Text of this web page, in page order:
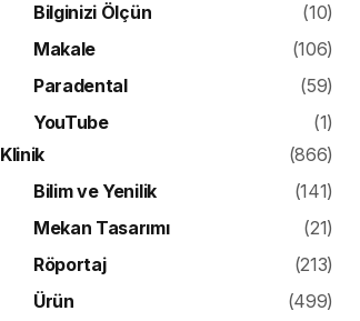
Bilginizi Ölçün
(10)
Makale
(106)
Paradental
(59)
YouTube
(1)
Klinik
(866)
Bilim ve Yenilik
(141)
Mekan Tasarımı
(21)
Röportaj
(213)
Ürün
(499)